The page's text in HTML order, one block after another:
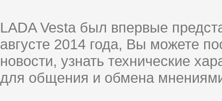
LADA Vesta был впервые
августе 2014 года, Вы можете
новости, узнать технические
для общения и обмена